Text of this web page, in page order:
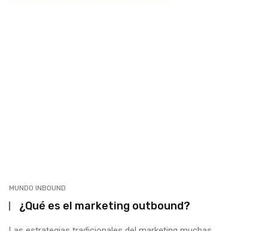
MUNDO INBOUND
¿Qué es el marketing outbound?